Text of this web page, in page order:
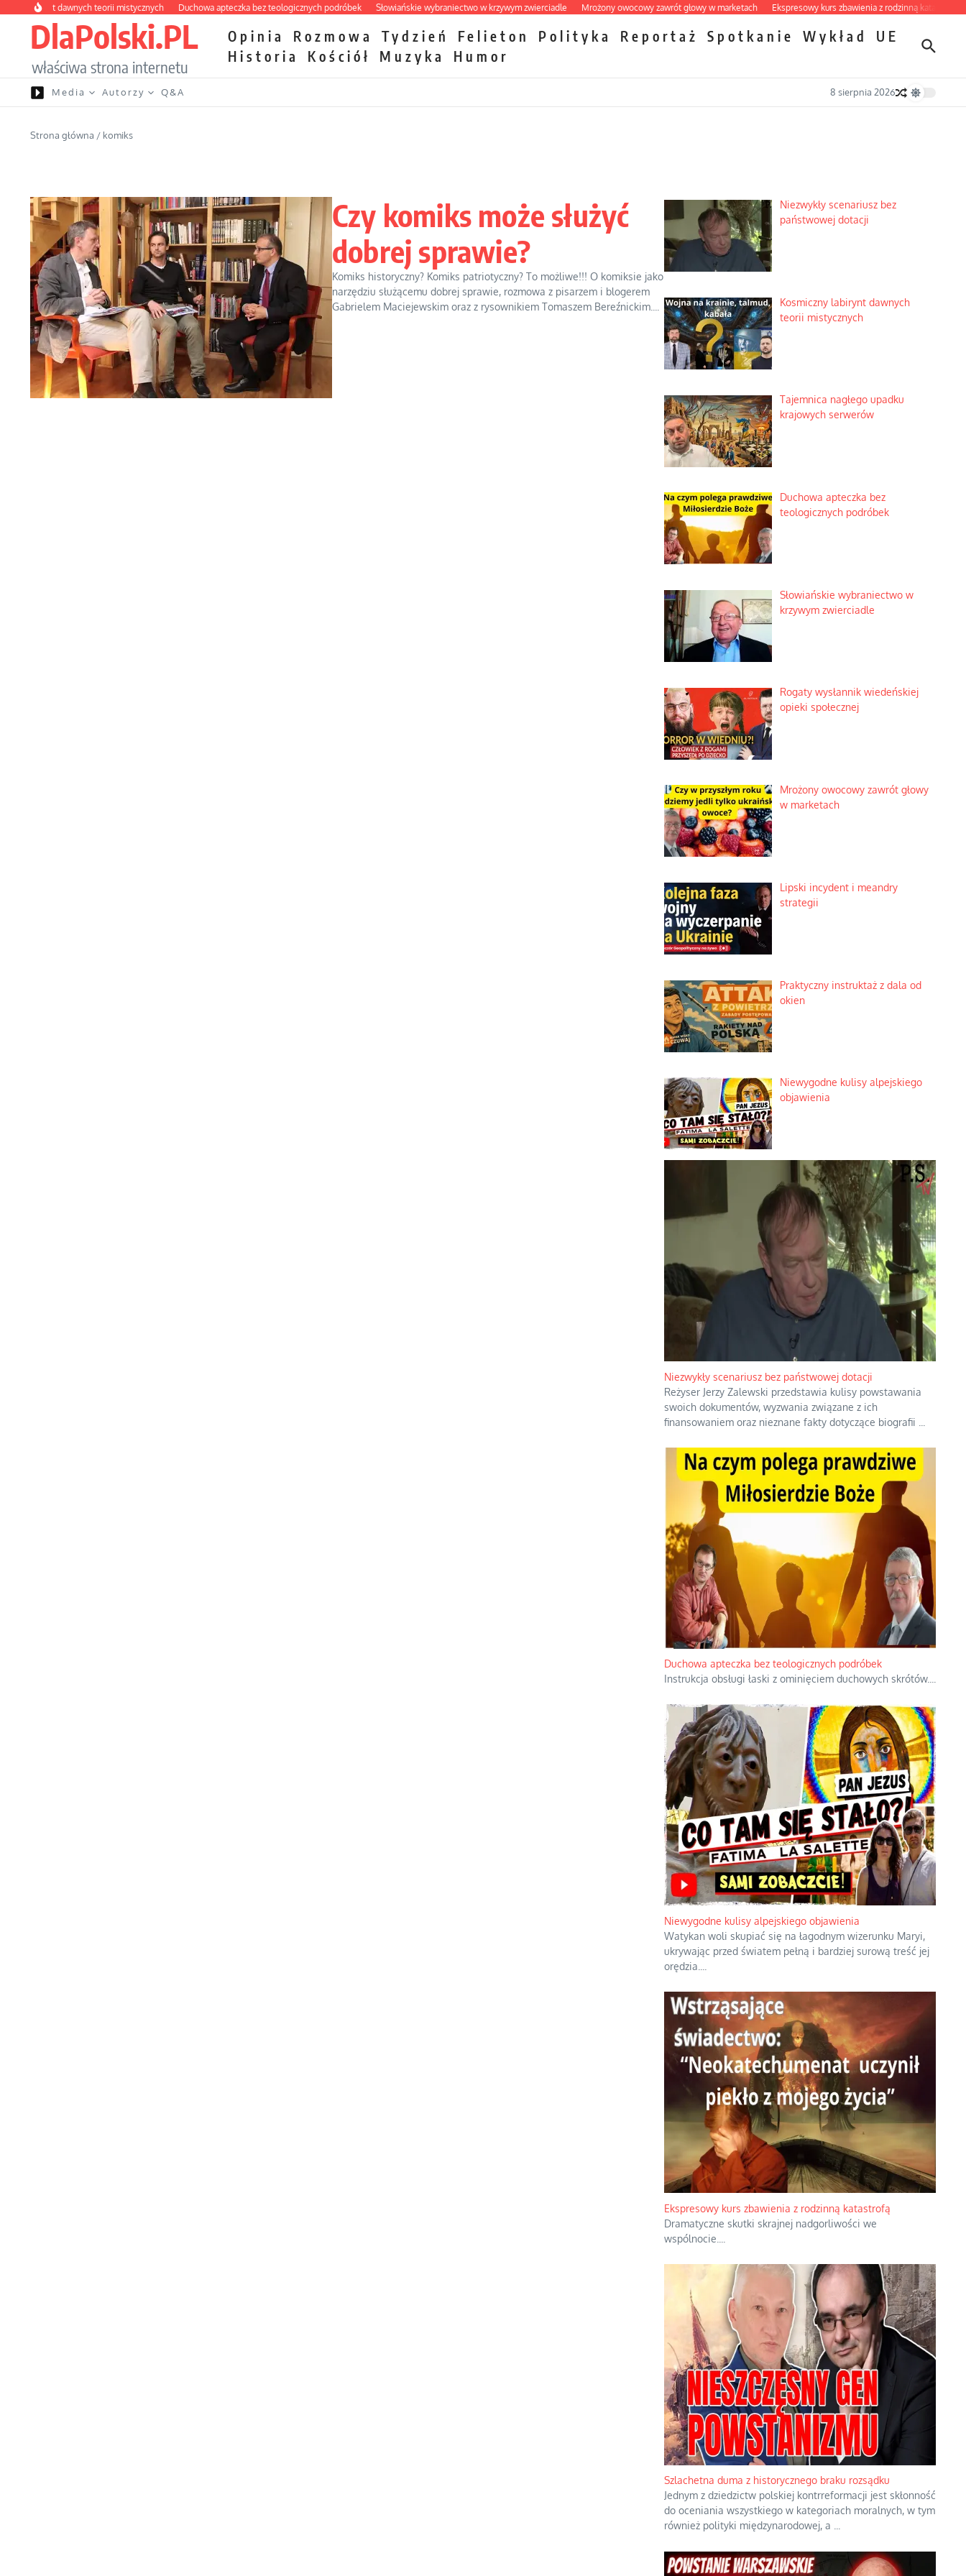
Przejdź do treści
labirynt dawnych teorii mistycznych Duchowa apteczka bez teologicznych podróbek Słowiańskie wybraniectwo w krzywym zwierciadle Mrożony owocowy zawrót głowy w marketach Ekspresowy kurs zbawienia z rodzinną katastrofą
DlaPolski.PL
właściwa strona internetu
Opinia Rozmowa Tydzień Felieton Polityka Reportaż Spotkanie Wykład
UE
Historia
Kościół Muzyka Humor
Media Autorzy Q&A 8 sierpnia 2026
Strona główna / komiks
Czy komiks może służyć
dobrej sprawie?
Komiks historyczny? Komiks patriotyczny? To możliwe!!! O komiksie jako
narzędziu służącemu dobrej sprawie, rozmowa z pisarzem i blogerem
Gabrielem Maciejewskim oraz z rysownikiem Tomaszem Bereźnickim....
Niezwykły scenariusz bez
państwowej dotacji
Kosmiczny labirynt dawnych
teorii mistycznych
Tajemnica nagłego upadku
krajowych serwerów
Duchowa apteczka bez
teologicznych podróbek
Słowiańskie wybraniectwo w
krzywym zwierciadle
Rogaty wysłannik wiedeńskiej
opieki społecznej
Mrożony owocowy zawrót głowy
w marketach
Lipski incydent i meandry
strategii
Praktyczny instruktaż z dala od
okien
Niewygodne kulisy alpejskiego
objawienia
Niezwykły scenariusz bez państwowej dotacji
Reżyser Jerzy Zalewski przedstawia kulisy powstawania
swoich dokumentów, wyzwania związane z ich
finansowaniem oraz nieznane fakty dotyczące biografii
Duchowa apteczka bez teologicznych podróbek
Instrukcja obsługi łaski z ominięciem duchowych skrótów.
Niewygodne kulisy alpejskiego objawienia
Watykan woli skupiać się na łagodnym wizerunku Maryi,
ukrywając przed światem pełną i bardziej surową treść jej
orędzia.
Ekspresowy kurs zbawienia z rodzinną katastrofą
Dramatyczne skutki skrajnej nadgorliwości we
wspólnocie.
Szlachetna duma z historycznego braku rozsądku
Jednym z dziedzictw polskiej kontrreformacji jest skłonność
do oceniania wszystkiego w kategoriach moralnych, w tym
również polityki międzynarodowej, a